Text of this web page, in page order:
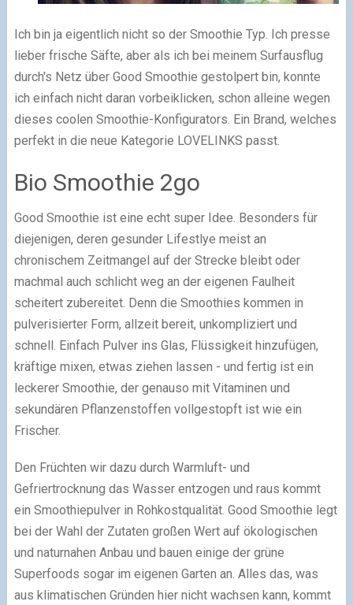
Ich bin ja eigentlich nicht so der Smoothie Typ. Ich presse
lieber frische Säfte, aber als ich bei meinem Surfausflug
durch's Netz über Good Smoothie gestolpert bin, konnte
ich einfach nicht daran vorbeiklicken, schon alleine wegen
dieses coolen Smoothie-Konfigurators. Ein Brand, welches
perfekt in die neue Kategorie LOVELINKS passt.
Bio Smoothie 2go
Good Smoothie ist eine echt super Idee. Besonders für
diejenigen, deren gesunder Lifestlye meist an
chronischem Zeitmangel auf der Strecke bleibt oder
machmal auch schlicht weg an der eigenen Faulheit
scheitert zubereitet. Denn die Smoothies kommen in
pulverisierter Form, allzeit bereit, unkompliziert und
schnell. Einfach Pulver ins Glas, Flüssigkeit hinzufügen,
kräftige mixen, etwas ziehen lassen - und fertig ist ein
leckerer Smoothie, der genauso mit Vitaminen und
sekundären Pflanzenstoffen vollgestopft ist wie ein
Frischer.
Den Früchten wir dazu durch Warmluft- und
Gefriertrocknung das Wasser entzogen und raus kommt
ein Smoothiepulver in Rohkostqualität. Good Smoothie legt
bei der Wahl der Zutaten großen Wert auf ökologischen
und naturnahen Anbau und bauen einige der grüne
Superfoods sogar im eigenen Garten an. Alles das, was
aus klimatischen Gründen hier nicht wachsen kann, kommt